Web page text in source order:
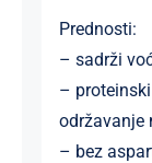
Prednosti:
– sadrži
–
održavanje
– bez